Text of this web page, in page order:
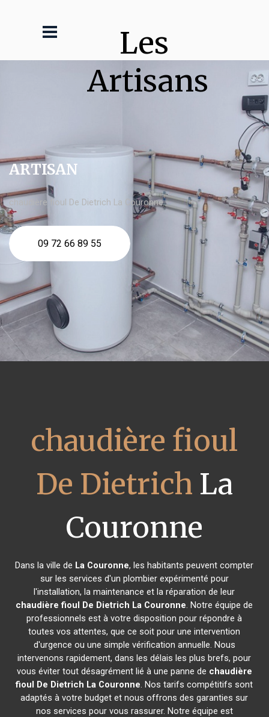
Les
Artisans
ARTISAN
chaudière fioul De Dietrich La Couronne
09 72 66 89 55
chaudière fioul
De Dietrich La
Couronne
Dans la ville de La Couronne, les habitants peuvent compter
sur les services d'un plombier expérimenté pour
l'installation, la maintenance et la réparation de leur
chaudière fioul De Dietrich La Couronne. Notre équipe de
professionnels est à votre disposition pour répondre à
toutes vos attentes, que ce soit pour une intervention
d'urgence ou une simple vérification annuelle. Nous
intervenons rapidement, dans les délais les plus brefs, pour
vous éviter tout désagrément lié à une panne de chaudière
fioul De Dietrich La Couronne. Nos tarifs compétitifs sont
adaptés à votre budget et nous offrons des garanties sur
nos services pour vous rassurer. Notre équipe est